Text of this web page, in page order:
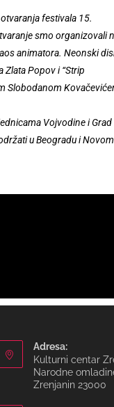
festivala 15.
smo organizovali
animatora. Neonski
Zlata Popov i “Strip
Slobodanom
Vojvodine i Grad
u Beogradu i Novom
Adresa:
Kulturni centar
Narodne
Zrenjanin 23000